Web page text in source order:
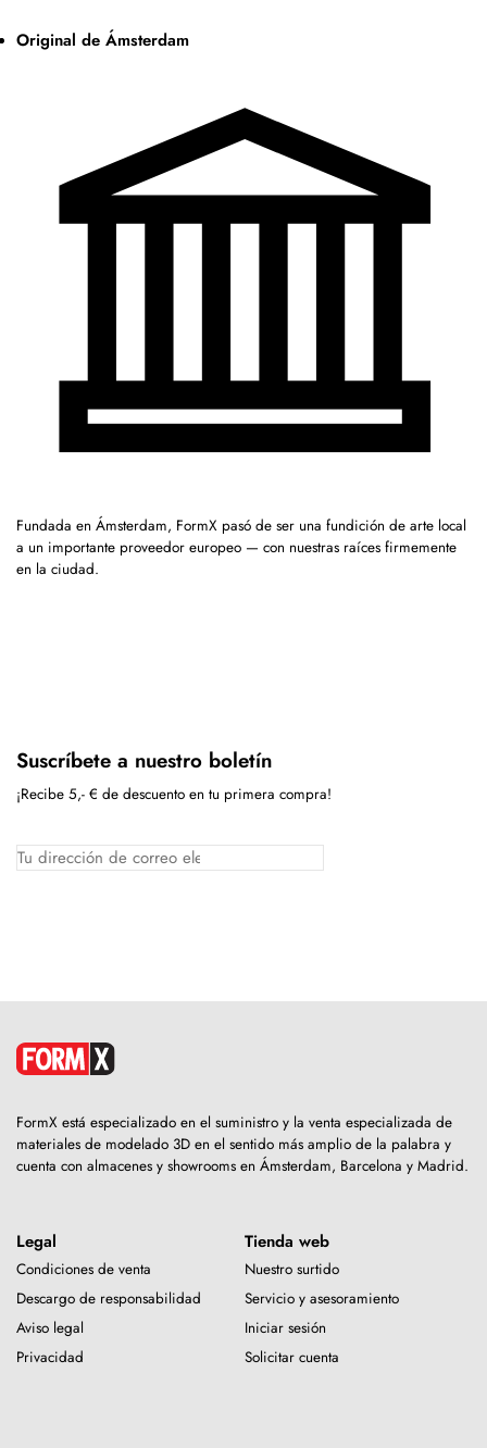
Original de Ámsterdam
Fundada en Ámsterdam, FormX pasó de ser una fundición de arte local
a un importante proveedor europeo — con nuestras raíces firmemente
en la ciudad.
Suscríbete a nuestro boletín
¡Recibe 5,- € de descuento en tu primera compra!
FormX está especializado en el suministro y la venta especializada de
materiales de modelado 3D en el sentido más amplio de la palabra y
cuenta con almacenes y showrooms en Ámsterdam, Barcelona y Madrid.
Legal
Condiciones de venta
Descargo de responsabilidad
Aviso legal
Privacidad
Tienda web
Nuestro surtido
Servicio y asesoramiento
Iniciar sesión
Solicitar cuenta